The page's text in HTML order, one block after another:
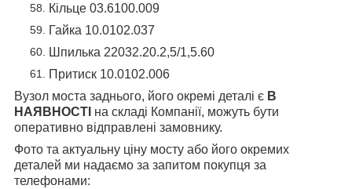
Кільце 03.6100.009
Гайка 10.0102.037
Шпилька 22032.20.2,5/1,5.60
Притиск 10.0102.006
Вузол моста заднього, його окремі деталі є В
НАЯВНОСТІ на складі Компанії, можуть бути
оперативно відправлені замовнику.
Фото та актуальну ціну мосту або його окремих
деталей ми надаємо за запитом покупця за
телефонами: